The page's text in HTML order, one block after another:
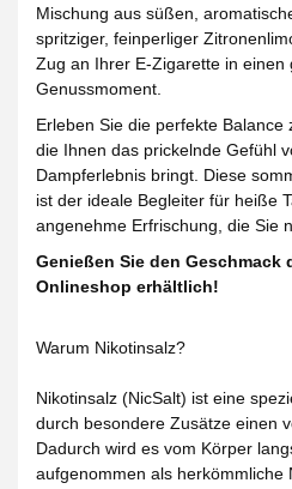
Mischung aus süßen,
spritziger, feinperliger
Zug an Ihrer E-Zigarette in einen
Genussmoment.
Erleben Sie die perfekte Balance
die Ihnen das prickelnde Gefühl
Dampferlebnis bringt. Diese
ist der ideale Begleiter für heiße
angenehme Erfrischung, die Sie
Genießen Sie den Geschmack
Onlineshop erhältlich!
Warum Nikotinsalz?
Nikotinsalz (NicSalt) ist eine
durch besondere Zusätze einen
Dadurch wird es vom Körper
aufgenommen als herkömmliche